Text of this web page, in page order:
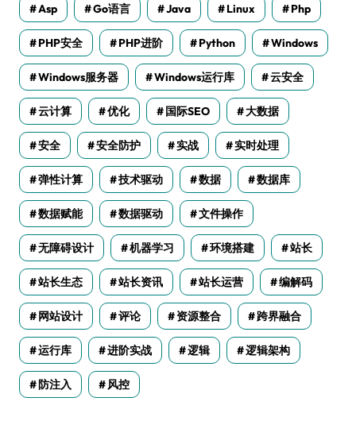
Asp Go语言 Java Linux Php
PHP安全 PHP进阶 Python Windows
Windows服务器 Windows运行库 云安全
云计算 优化 国际SEO 大数据
安全 安全防护 实战 实时处理
弹性计算 技术驱动 数据 数据库
数据赋能 数据驱动 文件操作
无障碍设计 机器学习 环境搭建 站长
站长生态 站长资讯 站长运营 编解码
网站设计 评论 资源整合 跨界融合
运行库 进阶实战 逻辑 逻辑架构
防注入 风控